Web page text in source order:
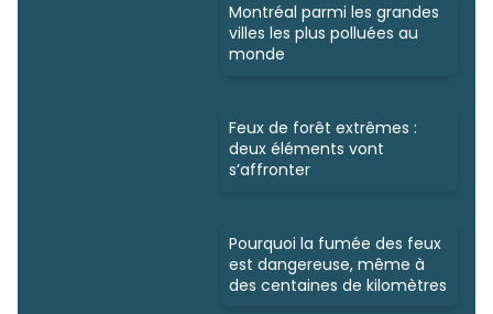
Montréal parmi les grandes
villes les plus polluées au
monde
Feux de forêt extrêmes :
deux éléments vont
s’affronter
Pourquoi la fumée des feux
est dangereuse, même à
des centaines de kilomètres